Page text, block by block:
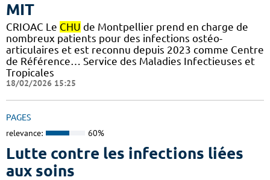
MIT
CRIOAC Le CHU de Montpellier prend en charge de
nombreux patients pour des infections ostéo-
articulaires et est reconnu depuis 2023 comme Centre
de Référence… Service des Maladies Infectieuses et
Tropicales
18/02/2026 15:25
PAGES
relevance: 60%
Lutte contre les infections liées
aux soins